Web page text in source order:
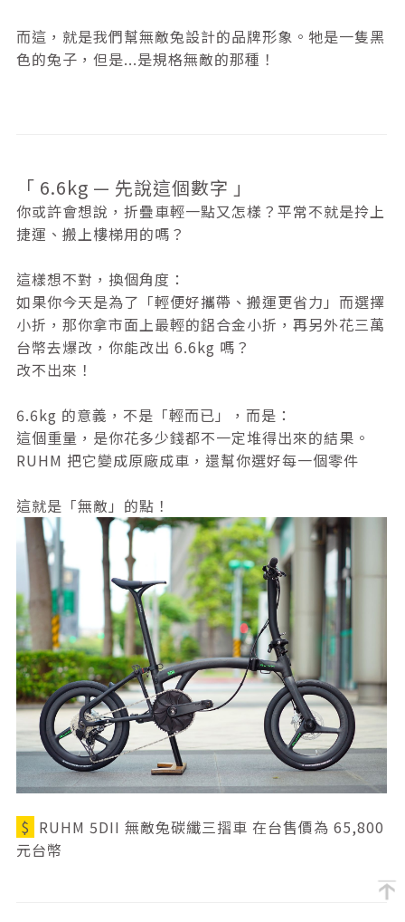
而這，就是我們幫無敵兔設計的品牌形象。牠是一隻黑
色的兔子，但是...是規格無敵的那種！
「 6.6kg — 先說這個數字 」
你或許會想說，折疊車輕一點又怎樣？平常不就是拎上
捷運、搬上樓梯用的嗎？
這樣想不對，換個角度：
如果你今天是為了「輕便好攜帶、搬運更省力」而選擇
小折，那你拿市面上最輕的鋁合金小折，再另外花三萬
台幣去爆改，你能改出 6.6kg 嗎？
改不出來！
6.6kg 的意義，不是「輕而已」，而是：
這個重量，是你花多少錢都不一定堆得出來的結果。
RUHM 把它變成原廠成車，還幫你選好每一個零件
這就是「無敵」的點！
$ RUHM 5DII 無敵兔碳纖三摺車 在台售價為 65,800
元台幣